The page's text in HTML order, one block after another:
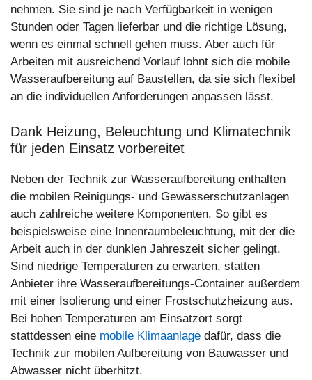
nehmen. Sie sind je nach Verfügbarkeit in wenigen
Stunden oder Tagen lieferbar und die richtige Lösung,
wenn es einmal schnell gehen muss. Aber auch für
Arbeiten mit ausreichend Vorlauf lohnt sich die mobile
Wasseraufbereitung auf Baustellen, da sie sich flexibel
an die individuellen Anforderungen anpassen lässt.
Dank Heizung, Beleuchtung und Klimatechnik
für jeden Einsatz vorbereitet
Neben der Technik zur Wasseraufbereitung enthalten
die mobilen Reinigungs- und Gewässerschutzanlagen
auch zahlreiche weitere Komponenten. So gibt es
beispielsweise eine Innenraumbeleuchtung, mit der die
Arbeit auch in der dunklen Jahreszeit sicher gelingt.
Sind niedrige Temperaturen zu erwarten, statten
Anbieter ihre Wasseraufbereitungs-Container außerdem
mit einer Isolierung und einer Frostschutzheizung aus.
Bei hohen Temperaturen am Einsatzort sorgt
stattdessen eine mobile Klimaanlage dafür, dass die
Technik zur mobilen Aufbereitung von Bauwasser und
Abwasser nicht überhitzt.